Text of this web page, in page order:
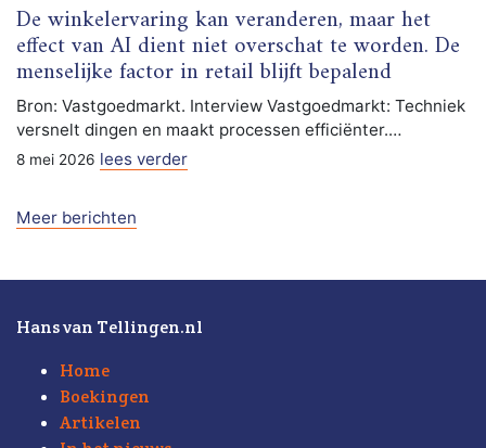
De winkelervaring kan veranderen, maar het
effect van AI dient niet overschat te worden. De
menselijke factor in retail blijft bepalend
Bron: Vastgoedmarkt. Interview Vastgoedmarkt: Techniek
versnelt dingen en maakt processen efficiënter.…
8 mei 2026 lees verder
Meer berichten
Hans van Tellingen.nl
Home
Boekingen
Artikelen